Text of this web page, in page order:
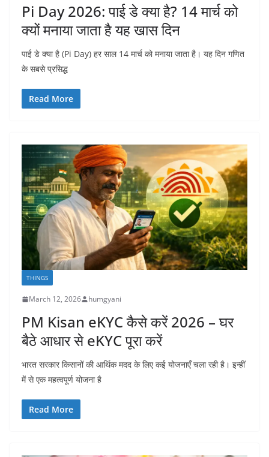
Pi Day 2026: पाई डे क्या है? 14 मार्च को
क्यों मनाया जाता है यह खास दिन
पाई डे क्या है (Pi Day) हर साल 14 मार्च को मनाया जाता है। यह दिन गणित
के सबसे प्रसिद्ध
Read More
THINGS
March 12, 2026 humgyani
PM Kisan eKYC कैसे करें 2026 – घर
बैठे आधार से eKYC पूरा करें
भारत सरकार किसानों की आर्थिक मदद के लिए कई योजनाएँ चला रही है। इन्हीं
में से एक महत्वपूर्ण योजना है
Read More